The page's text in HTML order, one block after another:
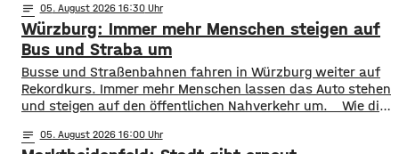
Landratsamt am Mittwochnachmittag veröffentlicht.
Hintergrund ist das der Schwerlastverkehr aufgrund der
kurzfristigen Sperrung der Nassachbrücke in Haßfurt
deutlich zugenommen hat. Durch die Begrenzung der
Höchstgeschwindigkeit soll das über 50 Jahre
notes 05. August 2026 16:30
Würzburg: Immer mehr Menschen steigen auf
Bus und Straba um
​​Busse und Straßenbahnen fahren in Würzburg weiter auf
Rekordkurs. Immer mehr Menschen lassen das Auto stehen
und steigen auf den öffentlichen Nahverkehr um. ​Wie die
so viele Fahrgäste transportiert wie nie zuvor. Insgesamt
notes 05. August 2026 16:00